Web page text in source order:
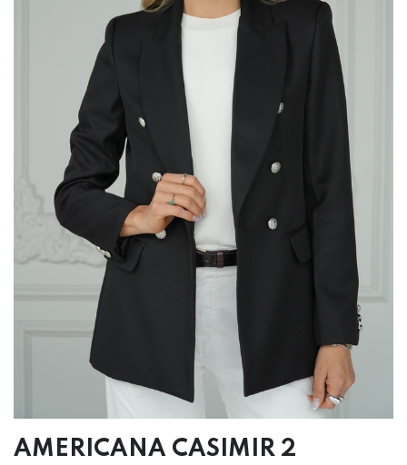
AMERICANA CASIMIR 2